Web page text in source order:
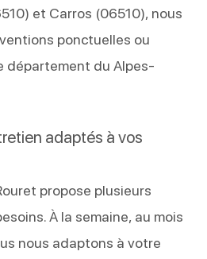
et Carros (06510), nous
ponctuelles ou
département du Alpes-
adaptés à vos
propose plusieurs
À la semaine, au mois
nous adaptons à votre